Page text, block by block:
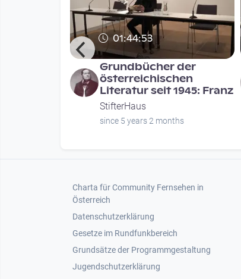
01:44:53
Grundbücher der
österreichischen
Literatur seit 1945: Franz
StifterHaus
since 5 years 2 months
Footer 1
Charta für Community Fernsehen in
Österreich
Datenschutzerklärung
Gesetze im Rundfunkbereich
Grundsätze der Programmgestaltung
Jugendschutzerklärung